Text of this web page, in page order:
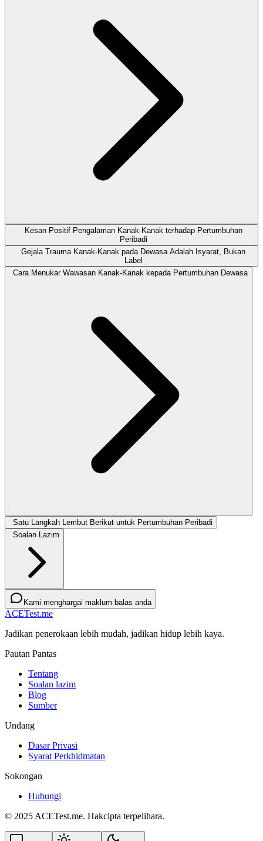
Kesan Positif Pengalaman Kanak-Kanak terhadap Pertumbuhan
Peribadi
Gejala Trauma Kanak-Kanak pada Dewasa Adalah Isyarat, Bukan
Label
Cara Menukar Wawasan Kanak-Kanak kepada Pertumbuhan Dewasa
Satu Langkah Lembut Berikut untuk Pertumbuhan Peribadi
Soalan Lazim
Kami menghargai maklum balas anda
ACETest.me
Jadikan penerokaan lebih mudah, jadikan hidup lebih kaya.
Pautan Pantas
Tentang
Soalan lazim
Blog
Sumber
Undang
Dasar Privasi
Syarat Perkhidmatan
Sokongan
Hubungi
© 2025 ACETest.me. Hakcipta terpelihara.